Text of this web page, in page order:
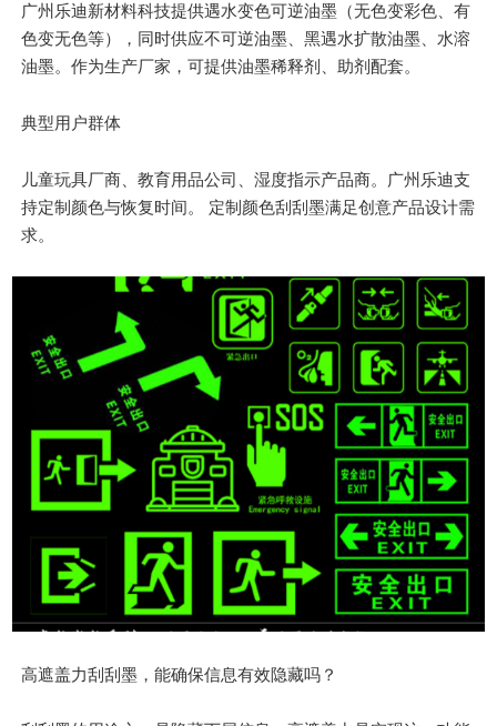
广州乐迪新材料科技提供遇水变色可逆油墨（无色变彩色、有
色变无色等），同时供应不可逆油墨、黑遇水扩散油墨、水溶
油墨。作为生产厂家，可提供油墨稀释剂、助剂配套。
典型用户群体
儿童玩具厂商、教育用品公司、湿度指示产品商。广州乐迪支
持定制颜色与恢复时间。 定制颜色刮刮墨满足创意产品设计需
求。
高遮盖力刮刮墨，能确保信息有效隐藏吗？